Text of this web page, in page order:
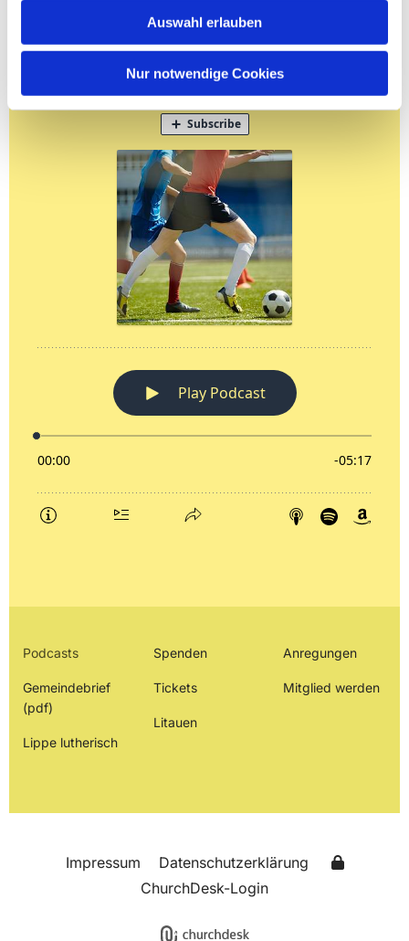
Auswahl erlauben
Nur notwendige Cookies
Podcasts
Gemeindebrief
(pdf)
Lippe lutherisch
Spenden
Tickets
Litauen
Anregungen
Mitglied werden
Impressum
Datenschutzerklärung
ChurchDesk-Login